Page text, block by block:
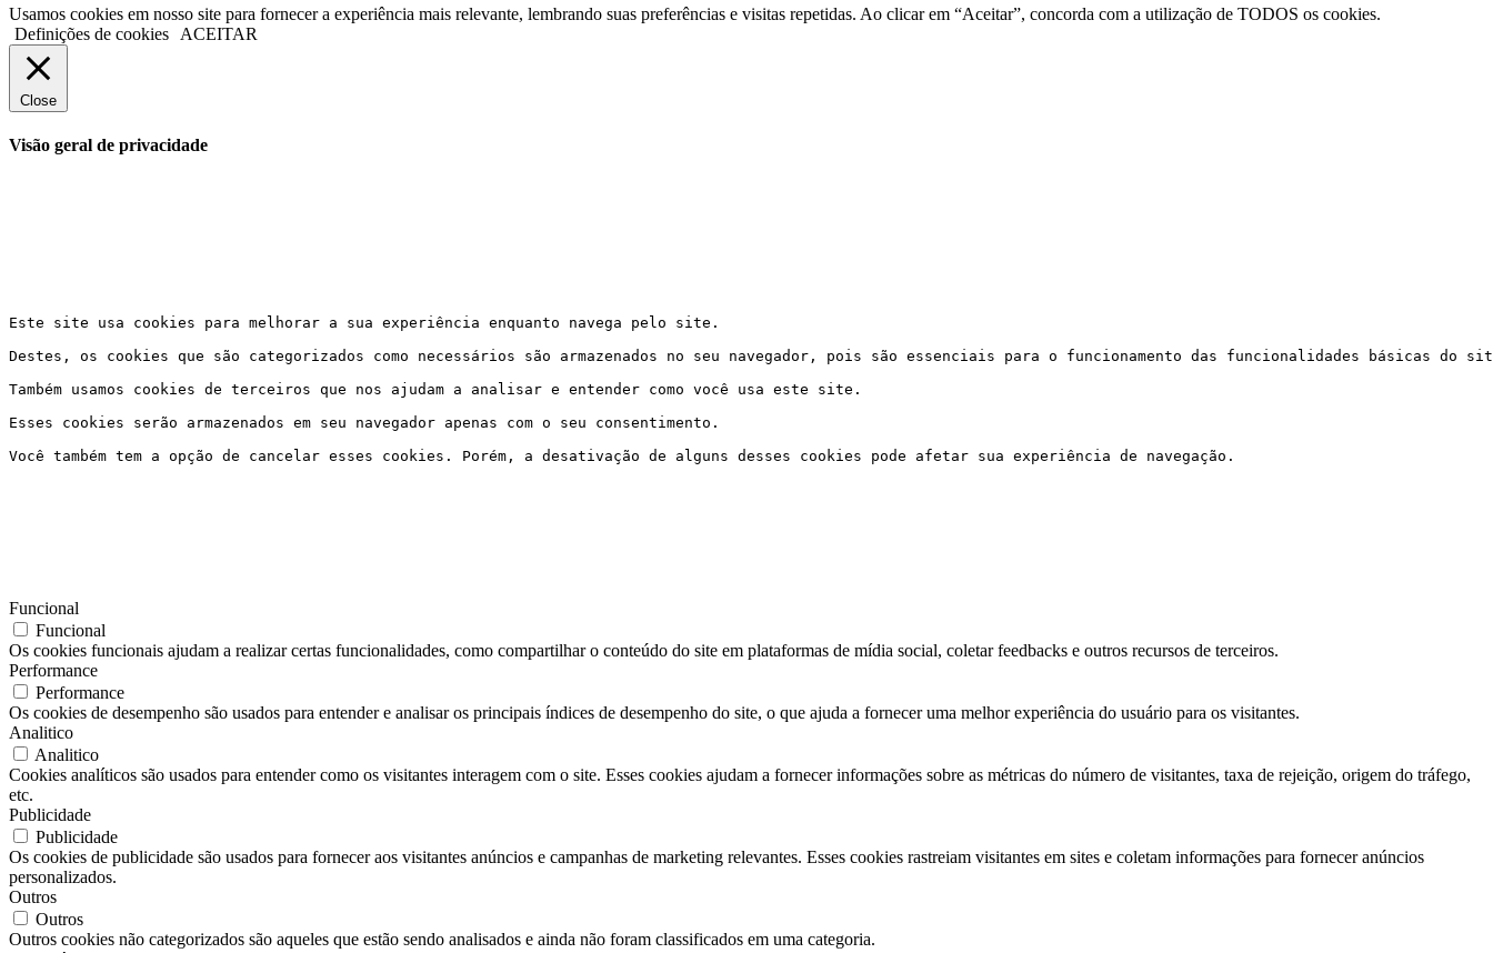
Usamos cookies em nosso site para fornecer a experiência mais relevante, lembrando suas preferências e visitas repetidas. Ao clicar em “Aceitar”, concorda com a utilização de TODOS os cookies.
Definições de cookies
ACEITAR
Close
Visão geral de privacidade
Este site usa cookies para melhorar a sua experiência enquanto navega pelo site.
Destes, os cookies que são categorizados como necessários são armazenados no seu navegador, pois são essenciais para o funcionamento das funcionalidades básicas do
Também usamos cookies de terceiros que nos ajudam a analisar e entender como você usa este site.
Esses cookies serão armazenados em seu navegador apenas com o seu consentimento.
Você também tem a opção de cancelar esses cookies. Porém, a desativação de alguns desses cookies pode afetar sua experiência de navegação.
Funcional
Funcional
Os cookies funcionais ajudam a realizar certas funcionalidades, como compartilhar o conteúdo do site em plataformas de mídia social, coletar feedbacks e outros recursos de terceiros.
Performance
Performance
Os cookies de desempenho são usados ​​para entender e analisar os principais índices de desempenho do site, o que ajuda a fornecer uma melhor experiência do usuário para os visitantes.
Analitico
Analitico
Cookies analíticos são usados ​​para entender como os visitantes interagem com o site. Esses cookies ajudam a fornecer informações sobre as métricas do número de visitantes, taxa de rejeição, origem do tráfego,
etc.
Publicidade
Publicidade
Os cookies de publicidade são usados ​​para fornecer aos visitantes anúncios e campanhas de marketing relevantes. Esses cookies rastreiam visitantes em sites e coletam informações para fornecer anúncios
personalizados.
Outros
Outros
Outros cookies não categorizados são aqueles que estão sendo analisados ​​e ainda não foram classificados em uma categoria.